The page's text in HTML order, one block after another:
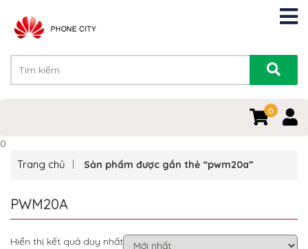
0
0
Trang chủ Sản phẩm được gắn thẻ “pwm20a”
PWM20A
Hiển thị kết quả duy nhất